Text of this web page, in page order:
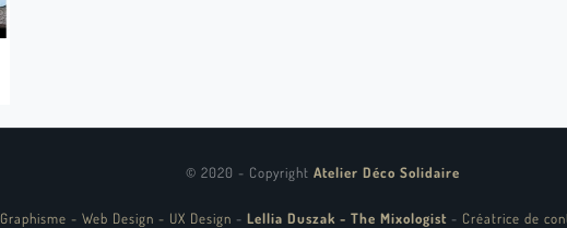
© 2020 - Copyright Atelier Déco Solidaire
Graphisme - Web Design - UX Design - Lellia Duszak - The Mixologist - Créatrice de